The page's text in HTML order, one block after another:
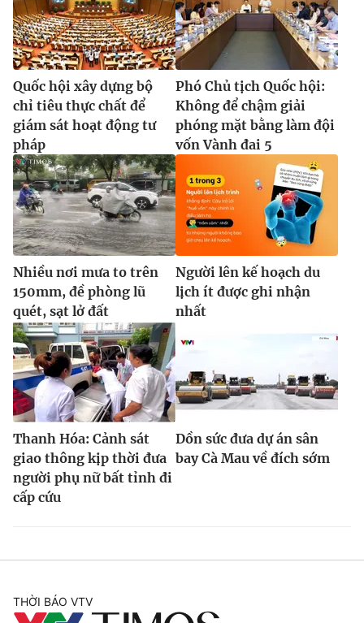
Quốc hội xây dựng bộ
chỉ tiêu thực chất để
giám sát hoạt động tư
pháp
Phó Chủ tịch Quốc hội:
Không để chậm giải
phóng mặt bằng làm đội
vốn Vành đai 5
Nhiều nơi mưa to trên
150mm, đề phòng lũ
quét, sạt lở đất
Người lên kế hoạch du
lịch ít được ghi nhận
nhất
Thanh Hóa: Cảnh sát
giao thông kịp thời đưa
người phụ nữ bất tỉnh đi
cấp cứu
Dồn sức đưa dự án sân
bay Cà Mau về đích sớm
THỜI BÁO VTV